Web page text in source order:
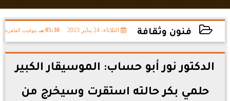
فنون وثقافة الثلاثاء، 24 يناير 2023 05:30 مـ بتوقيت القاهرة
2023-01-24 17:30:50
الدكتور نور أبو حساب: الموسيقار الكبير
حلمي بكر حالته استقرت وسيخرج من